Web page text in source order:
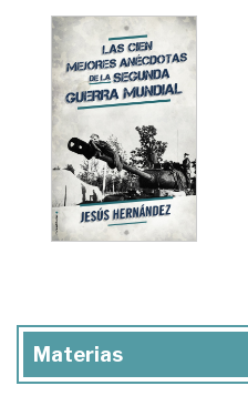
Materias